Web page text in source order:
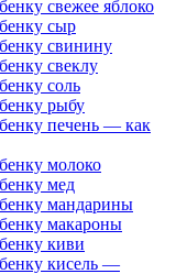
свежее яблоко
сыр
свинину
свеклу
соль
рыбу
печень — как
молоко
мед
мандарины
макароны
киви
кисель —